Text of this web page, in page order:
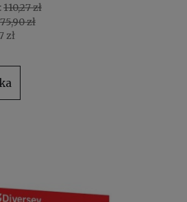
110,27 zł
75,90 zł
zł